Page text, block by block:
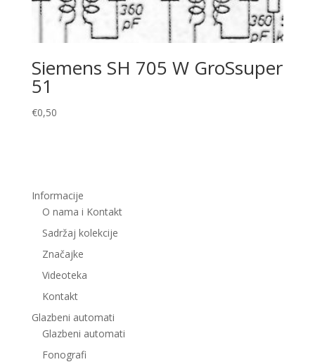
Siemens SH 705 W GroSsuper
51
€0,50
Informacije
O nama i Kontakt
Sadržaj kolekcije
Značajke
Videoteka
Kontakt
Glazbeni automati
Glazbeni automati
Fonografi